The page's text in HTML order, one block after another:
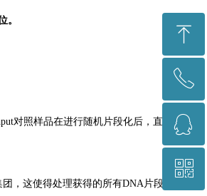
。
对照样品在进行随机片段化后，直接
，这使得处理获得的所有DNA片段都
ꁸ
回到顶部
ꂅ
021-64878766
ꁗ
1367228340
ꀥ